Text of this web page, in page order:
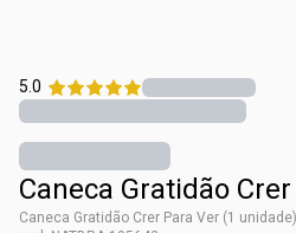
5.0
Caneca Gratidão
Caneca Gratidão Crer Para Ver (1 unidade)